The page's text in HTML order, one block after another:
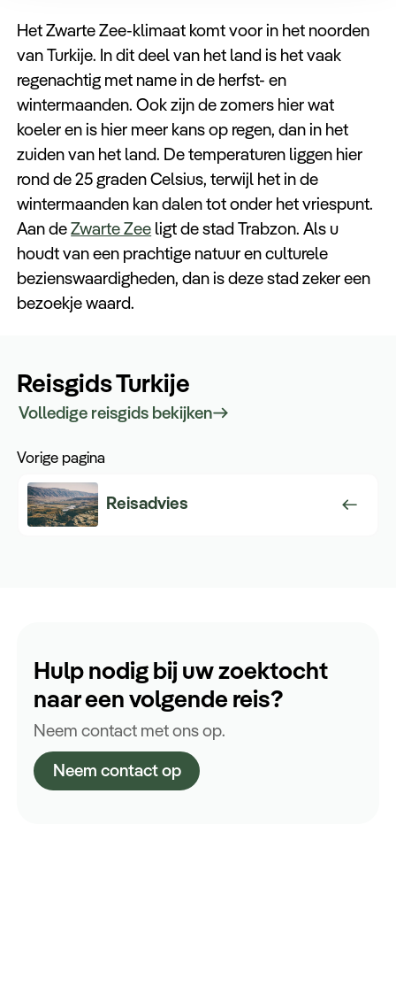
Het Zwarte Zee-klimaat komt voor in het noorden
van Turkije. In dit deel van het land is het vaak
regenachtig met name in de herfst- en
wintermaanden. Ook zijn de zomers hier wat
koeler en is hier meer kans op regen, dan in het
zuiden van het land. De temperaturen liggen hier
rond de 25 graden Celsius, terwijl het in de
wintermaanden kan dalen tot onder het vriespunt.
Aan deZwarte Zee ligt de stad Trabzon. Als u
houdt van een prachtige natuur en culturele
bezienswaardigheden, dan is deze stad zeker een
bezoekje waard.
Reisgids Turkije
Volledige reisgids bekijken
Vorige pagina
Reisadvies
Hulp nodig bij uw zoektocht
naar een volgende reis?
Neem contact met ons op.
Neem contact op